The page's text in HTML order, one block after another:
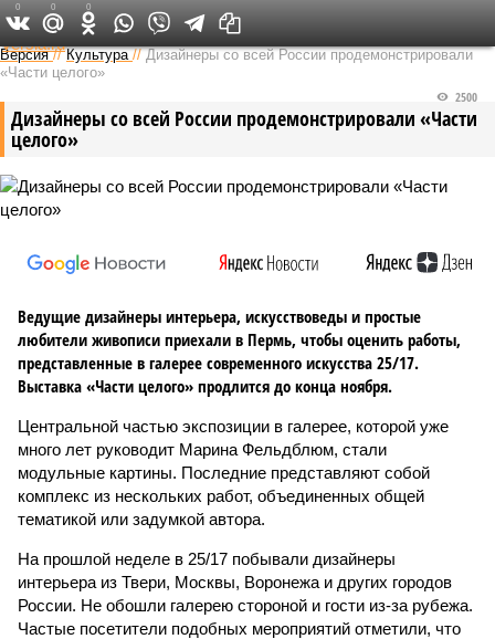
Федеральный выпуск
Версия //Культура //Дизайнеры со всей России продемонстрировали
«Части целого»
Дизайнеры со всей России продемонстрировали «Части
целого»
2500
Ведущие дизайнеры интерьера, искусствоведы и простые
любители живописи приехали в Пермь, чтобы оценить работы,
представленные в галерее современного искусства 25/17.
Выставка «Части целого» продлится до конца ноября.
Центральной частью экспозиции в галерее, которой уже
много лет руководит Марина Фельдблюм, стали
модульные картины. Последние представляют собой
комплекс из нескольких работ, объединенных общей
тематикой или задумкой автора.
На прошлой неделе в 25/17 побывали дизайнеры
интерьера из Твери, Москвы, Воронежа и других городов
России. Не обошли галерею стороной и гости из-за рубежа.
Частые посетители подобных мероприятий отметили, что
0 0 0